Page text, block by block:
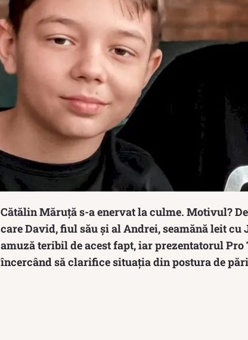
Cătălin Măruță s-a enervat la culme. Motivul?
care David, fiul său și al Andrei, seamănă leit
amuză teribil de acest fapt, iar prezentatorul
încercând să clarifice situația din postura de